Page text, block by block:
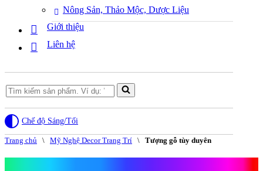
Nông Sản, Thảo Mộc, Dược Liệu
Giới thiệu
Liên hệ
Search
for...
Chế độ Sáng/Tối
Trang chủ \ Mỹ Nghệ Decor Trang Trí \ Tượng gỗ tùy duyên